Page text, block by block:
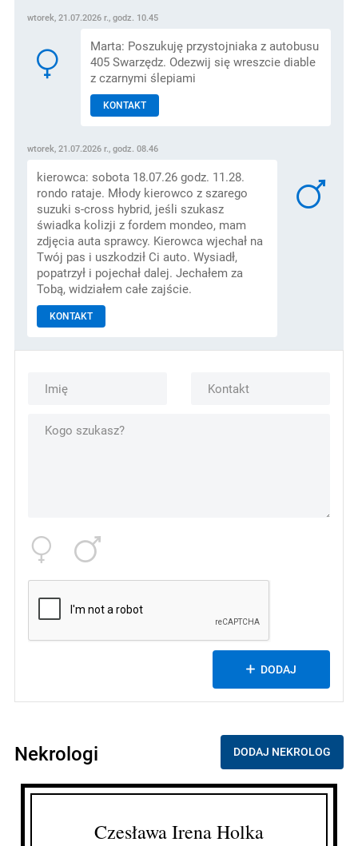
wtorek, 21.07.2026 r., godz. 10.45
Marta: Poszukuję przystojniaka z autobusu
405 Swarzędz. Odezwij się wreszcie diable
z czarnymi ślepiami
KONTAKT
wtorek, 21.07.2026 r., godz. 08.46
kierowca: sobota 18.07.26 godz. 11.28.
rondo rataje. Młody kierowco z szarego
suzuki s-cross hybrid, jeśli szukasz
świadka kolizji z fordem mondeo, mam
zdjęcia auta sprawcy. Kierowca wjechał na
Twój pas i uszkodził Ci auto. Wysiadł,
popatrzył i pojechał dalej. Jechałem za
Tobą, widziałem całe zajście.
KONTAKT
DODAJ
Nekrologi DODAJ NEKROLOG
Czesława Irena Holka